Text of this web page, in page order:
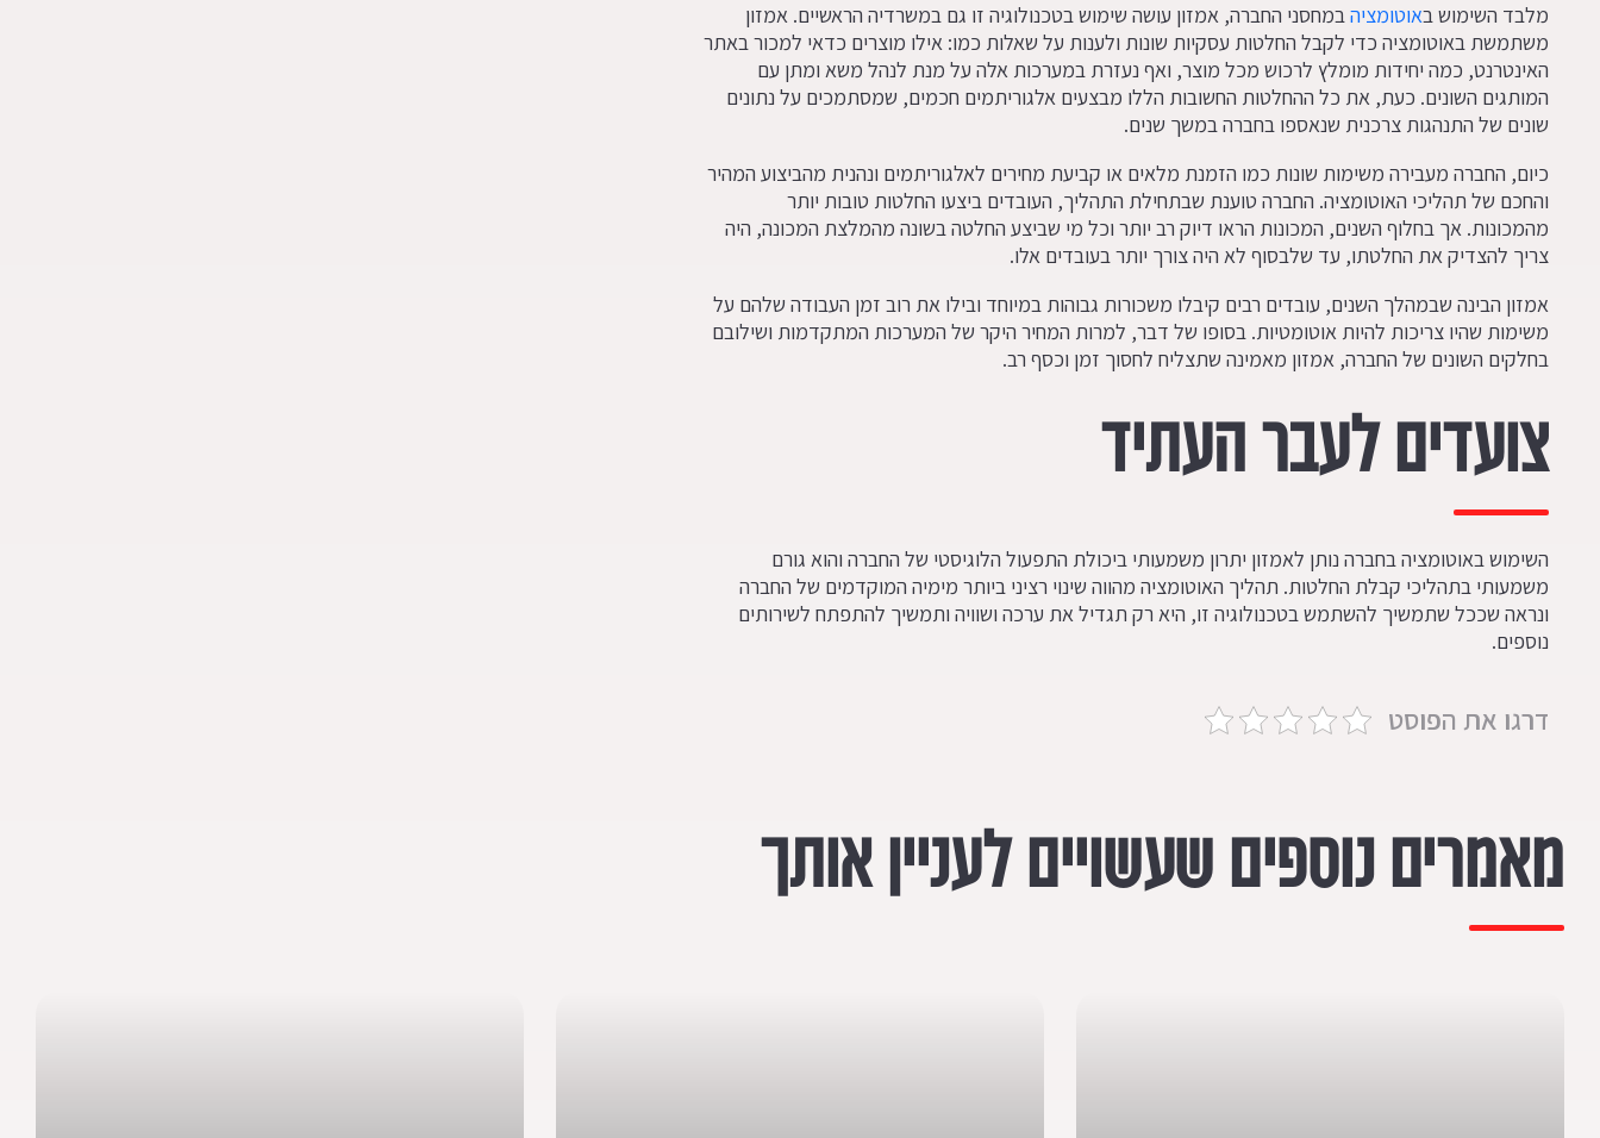
מלבד השימוש באוטומציהבמחסני החברה, אמזון עושה שימוש בטכנולוגיה זו גם במשרדיה הראשיים. אמזון
משתמשת באוטומציה כדי לקבל החלטות עסקיות שונות ולענות על שאלות כמו: אילו מוצרים כדאי למכור באתר
האינטרנט, כמה יחידות מומלץ לרכוש מכל מוצר, ואף נעזרת במערכות אלה על מנת לנהל משא ומתן עם
המותגים השונים. כעת, את כל ההחלטות החשובות הללו מבצעים אלגוריתמים חכמים, שמסתמכים על נתונים
שונים של התנהגות צרכנית שנאספו בחברה במשך שנים.
כיום, החברה מעבירה משימות שונות כמו הזמנת מלאים או קביעת מחירים לאלגוריתמים ונהנית מהביצוע המהיר
והחכם של תהליכי האוטומציה. החברה טוענת שבתחילת התהליך, העובדים ביצעו החלטות טובות יותר
מהמכונות. אך בחלוף השנים, המכונות הראו דיוק רב יותר וכל מי שביצע החלטה בשונה מהמלצת המכונה, היה
צריך להצדיק את החלטתו, עד שלבסוף לא היה צורך יותר בעובדים אלו.
אמזון הבינה שבמהלך השנים, עובדים רבים קיבלו משכורות גבוהות במיוחד ובילו את רוב זמן העבודה שלהם על
משימות שהיו צריכות להיות אוטומטיות. בסופו של דבר, למרות המחיר היקר של המערכות המתקדמות ושילובם
בחלקים השונים של החברה, אמזון מאמינה שתצליח לחסוך זמן וכסף רב.
צועדים לעבר העתיד
השימוש באוטומציה בחברה נותן לאמזון יתרון משמעותי ביכולת התפעול הלוגיסטי של החברה והוא גורם
משמעותי בתהליכי קבלת החלטות. תהליך האוטומציה מהווה שינוי רציני ביותר מימיה המוקדמים של החברה
ונראה שככל שתמשיך להשתמש בטכנולוגיה זו, היא רק תגדיל את ערכה ושוויה ותמשיך להתפתח לשירותים
נוספים.
דרגו את הפוסט
מאמרים נוספים שעשויים לעניין אותך